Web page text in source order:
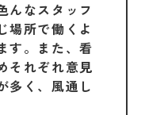
んなスタッフ
場所で働くよ
す。また、看
それぞれ意見
多く、風通し